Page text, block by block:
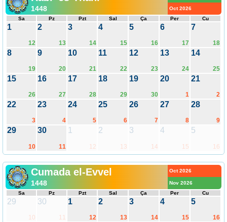
1448
Oct 2026
Sa
Pz Pzt Sal Ça Per Cu
1
12
2
13
3
14
4
15
5
16
6
17
7
18
8
19
9
20
10
21
11
22
12
23
13
24
14
25
15
26
16
27
17
28
18
29
19
30
20
1
21
2
22
3
23
4
24
5
25
6
26
7
27
8
28
9
29
10
30
11
1
12
2
13
3
14
4
15
5
16
Cumada el-Evvel
1448
Oct 2026
Nov 2026
Sa
Pz Pzt Sal Ça Per Cu
29
10
30
11
1
12
2
13
3
14
4
15
5
16